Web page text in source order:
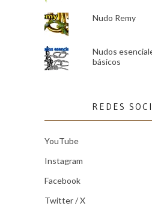
Nudo Remy
Nudos
básicos
REDES
YouTube
Instagram
Facebook
Twitter / X